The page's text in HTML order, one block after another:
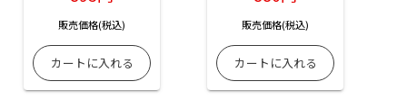
販売価格(税込) 販売価格(税込)